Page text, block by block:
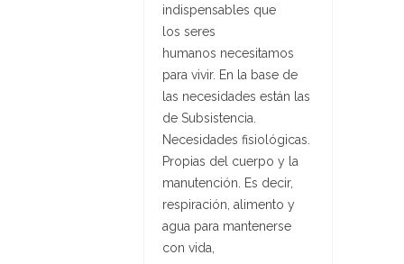
indispensables que
los seres
humanos necesitamos
para vivir. En la base de
las necesidades están las
de Subsistencia.
Necesidades fisiológicas.
Propias del cuerpo y la
manutención. Es decir,
respiración, alimento y
agua para mantenerse
con vida,